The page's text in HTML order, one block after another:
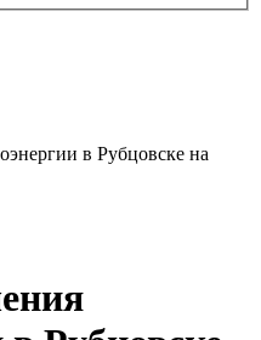
в Рубцовске на